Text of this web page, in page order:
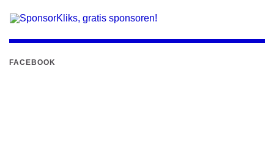
FACEBOOK